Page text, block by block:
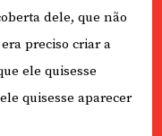
dele, que não
preciso criar a
ele quisesse
quisesse aparecer